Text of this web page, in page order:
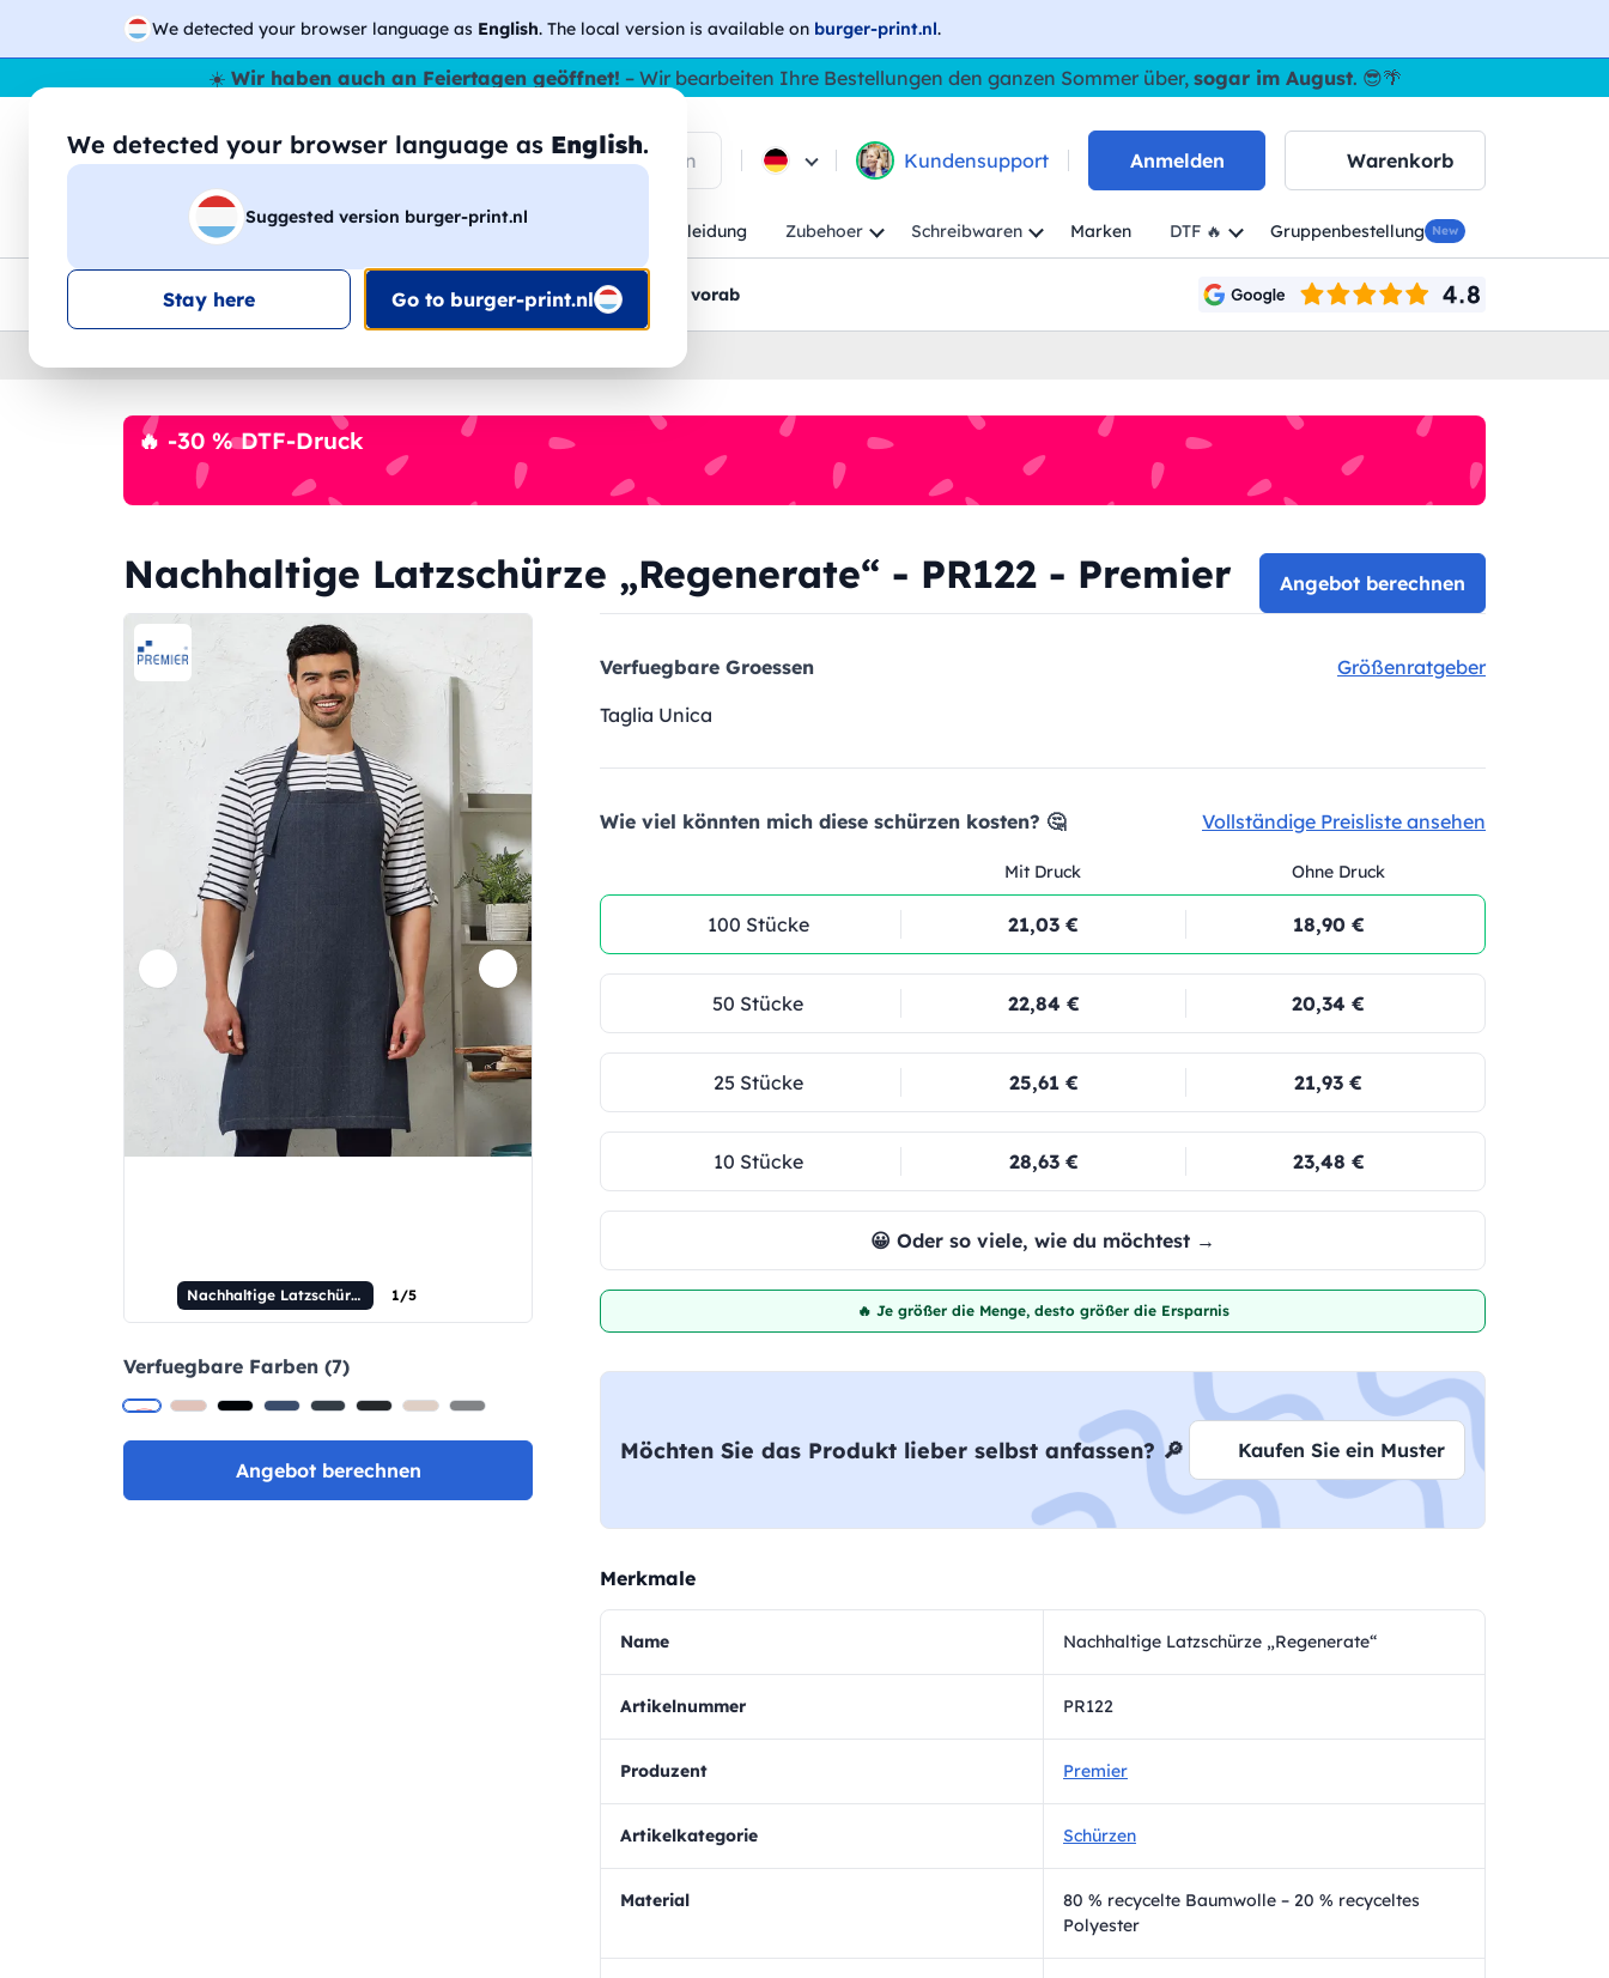
We detected your browser language as English. The local version is available on burger-print.nl.
We detected your browser language as English.
Suggested version burger-print.nl
Stay here Go to burger-print.nl
☀️ Wir haben auch an Feiertagen geöffnet! – Wir bearbeiten Ihre Bestellungen den ganzen Sommer über, sogar im August. 😎🌴
🔎 Suche in den Produkten Kundensupport Anmelden Warenkorb
Sweatshirts Mann Frau Arbeitskleidung Zubehoer Schreibwaren Marken DTF 🔥 Gruppenbestellung New
EU-weite Lieferung Mengenrabatt KundensupportGrafikentwürfe vorab
🔥 -30 % DTF-Druck
Nachhaltige Latzschürze „Regenerate“ - PR122 - Premier Angebot berechnen
Nachhaltige Latzschürze „Regenerate“ 1/5
Verfuegbare Farben (7)
Angebot berechnen
Verfuegbare Groessen
Größenratgeber
Taglia Unica
Wie viel könnten mich diese schürzen kosten? 🤔 Vollständige Preisliste ansehen
Mit Druck Ohne Druck
100 Stücke 21,03 € 18,90 €
50 Stücke 22,84 € 20,34 €
25 Stücke 25,61 € 21,93 €
10 Stücke 28,63 € 23,48 €
😀 Oder so viele, wie du möchtest →
🔥 Je größer die Menge, desto größer die Ersparnis
Möchten Sie das Produkt lieber selbst anfassen? 🔎 Kaufen Sie ein Muster
Merkmale
Name Nachhaltige Latzschürze „Regenerate“
Artikelnummer PR122
Produzent Premier
Artikelkategorie Schürzen
Material
80 % recycelte Baumwolle – 20 % recyceltes
Polyester